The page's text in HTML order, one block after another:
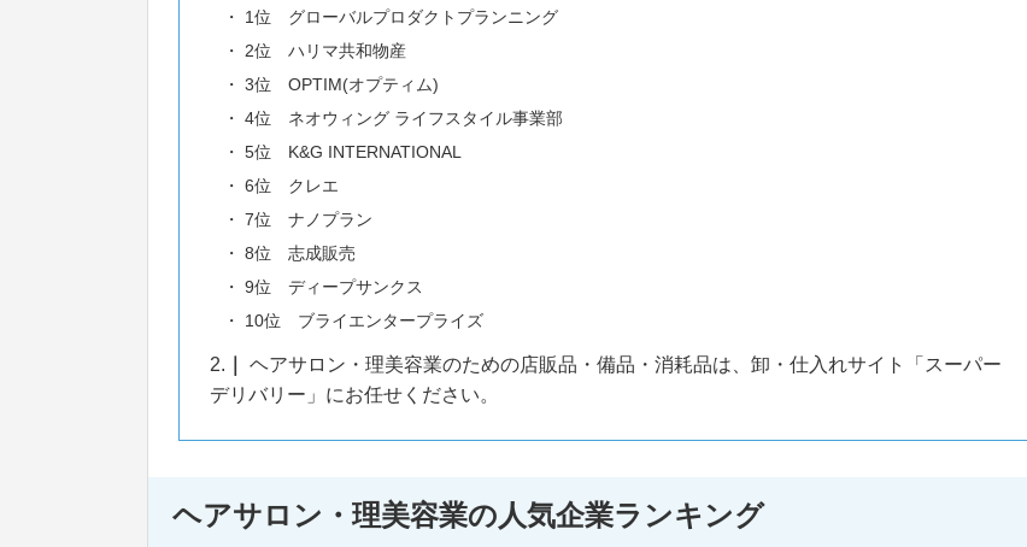
1位 グローバルプロダクトプランニング
2位 ハリマ共和物産
3位 OPTIM(オプティム)
4位 ネオウィング ライフスタイル事業部
5位 K&G INTERNATIONAL
6位 クレエ
7位 ナノプラン
8位 志成販売
9位 ディープサンクス
10位 ブライエンタープライズ
2.
ヘアサロン・理美容業のための店販品・備品・消耗品は、卸・仕入れサイト「スーパー
デリバリー」にお任せください。
ヘアサロン・理美容業の人気企業ランキング